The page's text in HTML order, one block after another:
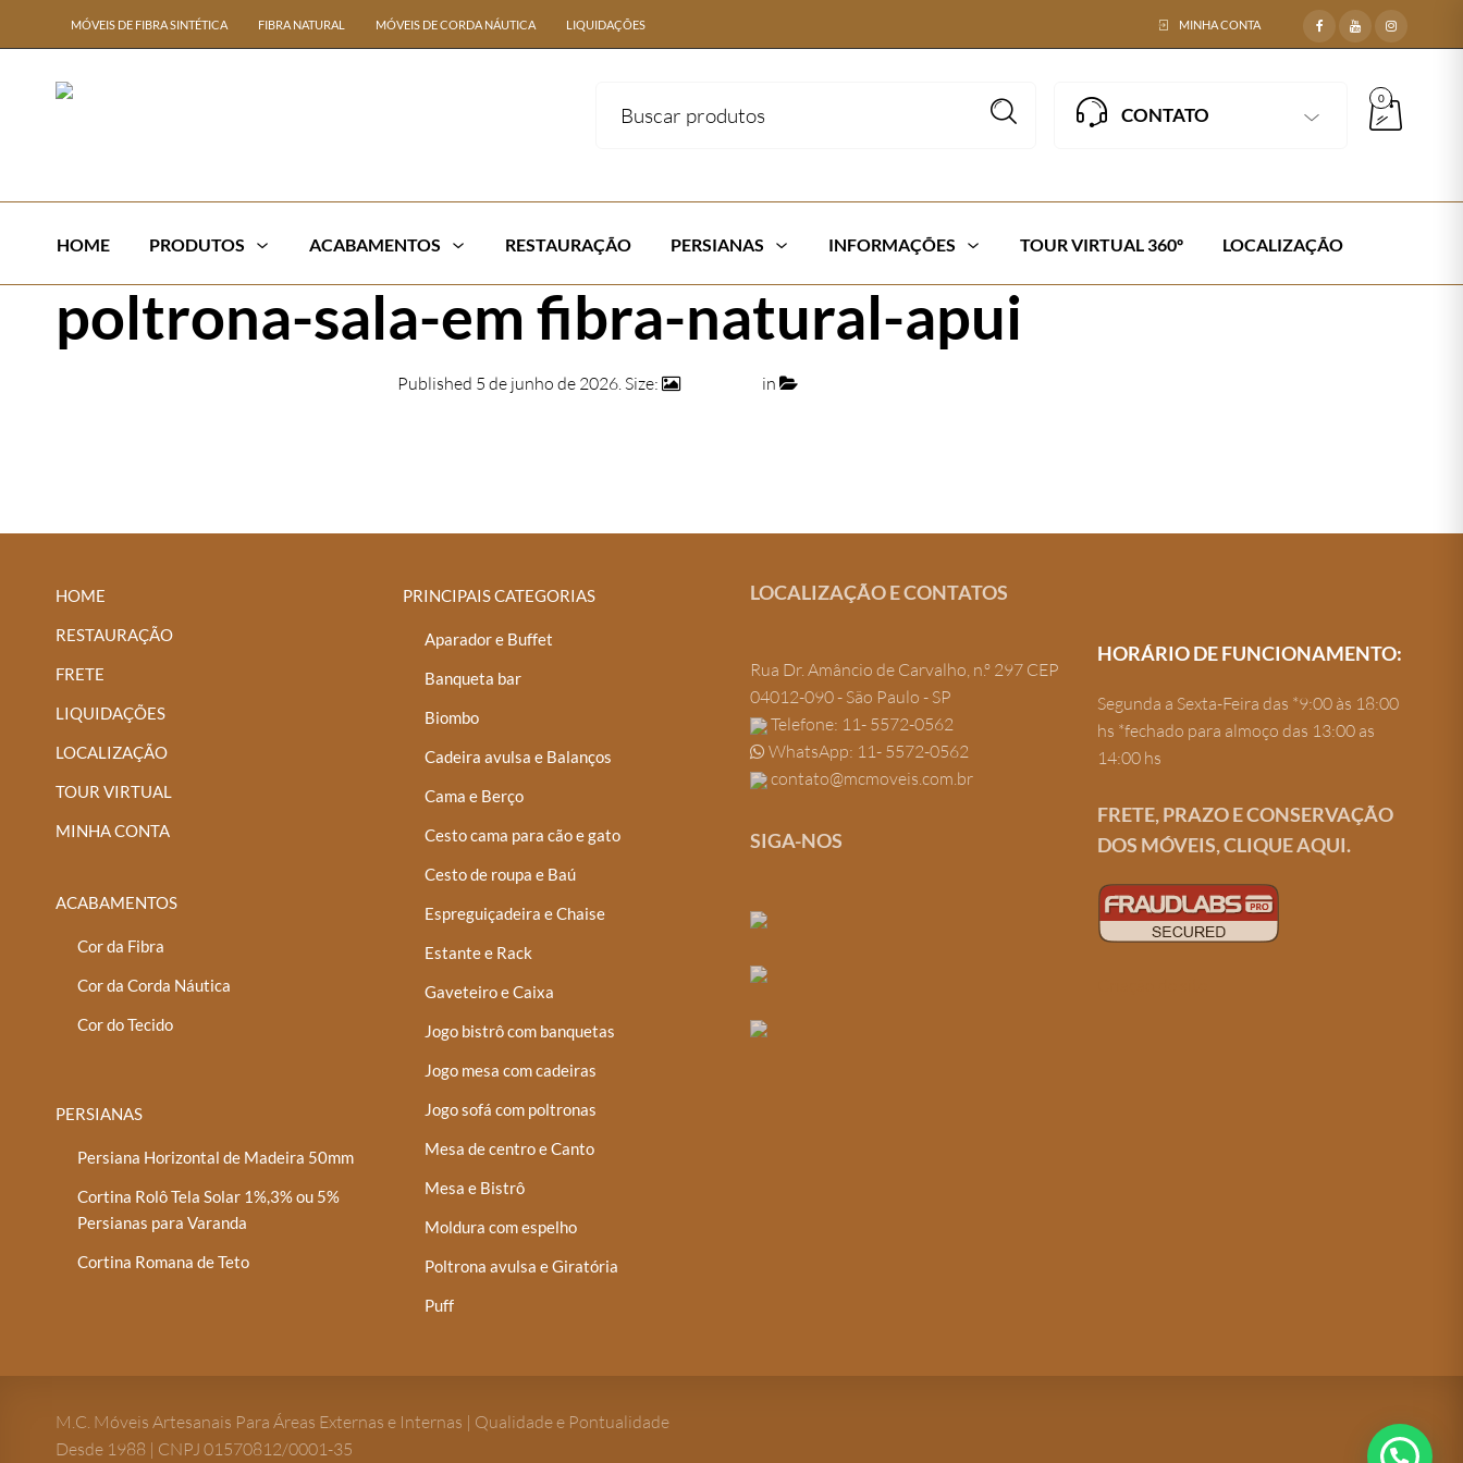
MÓVEIS DE FIBRA SINTÉTICA FIBRA NATURAL MÓVEIS DE CORDA NÁUTICA LIQUIDAÇÕES MINHA CONTA
CONTATO
0
HOME PRODUTOS ACABAMENTOS RESTAURAÇÃO PERSIANAS INFORMAÇÕES TOUR VIRTUAL 360º LOCALIZAÇÃO
poltrona-sala-em fibra-natural-apui
Published 5 de junho de 2026 . Size: in
HOME
RESTAURAÇÃO
FRETE
LIQUIDAÇÕES
LOCALIZAÇÃO
TOUR VIRTUAL
MINHA CONTA
ACABAMENTOS
Cor da Fibra
Cor da Corda Náutica
Cor do Tecido
PERSIANAS
Persiana Horizontal de Madeira 50mm
Cortina Rolô Tela Solar 1%,3% ou 5%
Persianas para Varanda
Cortina Romana de Teto
PRINCIPAIS CATEGORIAS
Aparador e Buffet
Banqueta bar
Biombo
Cadeira avulsa e Balanços
Cama e Berço
Cesto cama para cão e gato
Cesto de roupa e Baú
Espreguiçadeira e Chaise
Estante e Rack
Gaveteiro e Caixa
Jogo bistrô com banquetas
Jogo mesa com cadeiras
Jogo sofá com poltronas
Mesa de centro e Canto
Mesa e Bistrô
Moldura com espelho
Poltrona avulsa e Giratória
Puff
LOCALIZAÇÃO E CONTATOS
Rua Dr. Amâncio de Carvalho, n.º 297 CEP
04012-090 - São Paulo - SP
Telefone: 11- 5572-0562
WhatsApp: 11- 5572-0562
contato@mcmoveis.com.br
SIGA-NOS
HORÁRIO DE FUNCIONAMENTO:
Segunda a Sexta-Feira das *9:00 às 18:00
hs *fechado para almoço das 13:00 as
14:00 hs
FRETE, PRAZO E CONSERVAÇÃO
DOS MÓVEIS, CLIQUE AQUI.
M.C. Móveis Artesanais Para Áreas Externas e Internas | Qualidade e Pontualidade
Desde 1988 | CNPJ 01570812/0001-35